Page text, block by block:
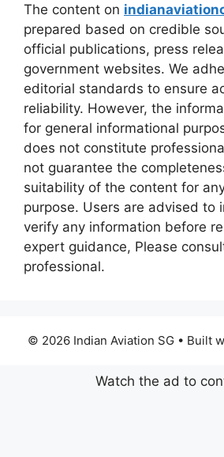
The content on
prepared based on credible
official publications, press
government websites. We
editorial standards to ensure
reliability. However, the
for general informational
does not constitute
not guarantee the
suitability of the content for
purpose. Users are advised to
verify any information before
expert guidance, Please
professional.
© 2026 Indian Aviation SG• Built
Watch the ad to